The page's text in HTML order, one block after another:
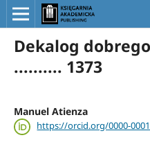
Dekalog
.......... 1373
Manuel Atienza
https://orcid.org/0000-